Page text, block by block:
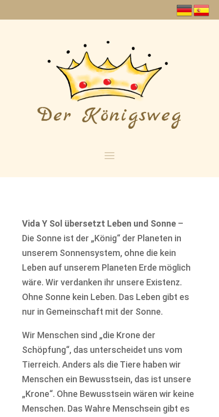
Vida Y Sol übersetzt Leben und Sonne–
Die Sonne ist der „König“ der Planeten in
unserem Sonnensystem, ohne die kein
Leben auf unserem Planeten Erde möglich
wäre. Wir verdanken ihr unsere Existenz.
Ohne Sonne kein Leben. Das Leben gibt es
nur in Gemeinschaft mit der Sonne.
Wir Menschen sind „die Krone der
Schöpfung“, das unterscheidet uns vom
Tierreich. Anders als die Tiere haben wir
Menschen ein Bewusstsein, das ist unsere
„Krone“. Ohne Bewusstsein wären wir keine
Menschen. Das Wahre Menschsein gibt es